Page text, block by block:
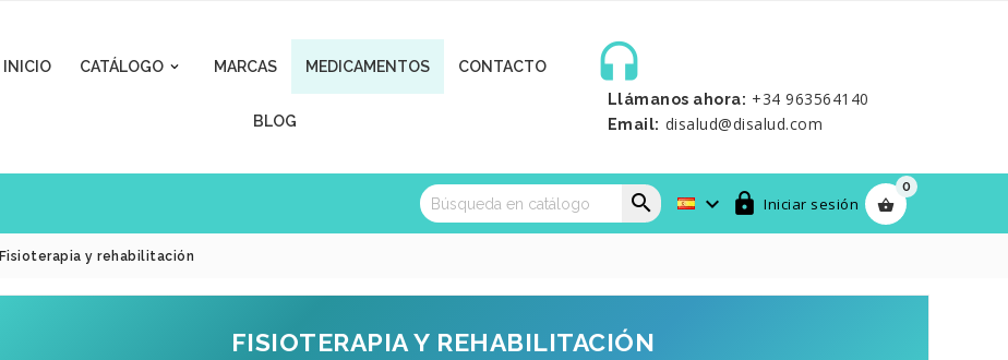
INICIO 
CATÁLOGO MARCAS MEDICAMENTOS CONTACTO
BLOG

Llámanos ahora: +34 963564140
Email: disalud@disalud.com

0
 Iniciar sesión


Fisioterapia y rehabilitación
FISIOTERAPIA Y REHABILITACIÓN